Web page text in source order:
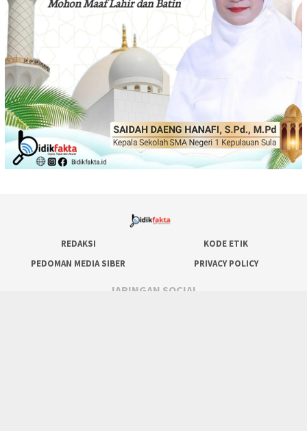
REDAKSI
KODE ETIK
PEDOMAN MEDIA SIBER
PRIVACY POLICY
JARINGAN SOCIAL